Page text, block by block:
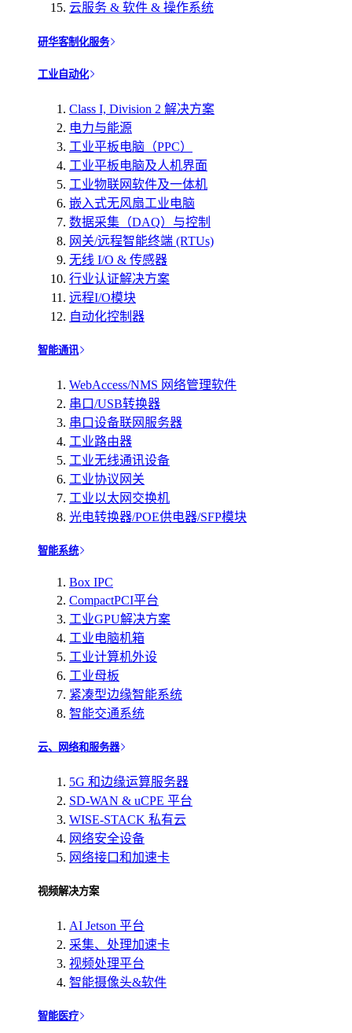
云服务 & 软件 & 操作系统
研华客制化服务
工业自动化
Class I, Division 2 解决方案
电力与能源
工业平板电脑（PPC）
工业平板电脑及人机界面
工业物联网软件及一体机
嵌入式无风扇工业电脑
数据采集（DAQ）与控制
网关/远程智能终端 (RTUs)
无线 I/O & 传感器
行业认证解决方案
远程I/O模块
自动化控制器
智能通讯
WebAccess/NMS 网络管理软件
串口/USB转换器
串口设备联网服务器
工业路由器
工业无线通讯设备
工业协议网关
工业以太网交换机
光电转换器/POE供电器/SFP模块
智能系统
Box IPC
CompactPCI平台
工业GPU解决方案
工业电脑机箱
工业计算机外设
工业母板
紧凑型边缘智能系统
智能交通系统
云、网络和服务器
5G 和边缘运算服务器
SD-WAN & uCPE 平台
WISE-STACK 私有云
网络安全设备
网络接口和加速卡
视频解决方案
AI Jetson 平台
采集、处理加速卡
视频处理平台
智能摄像头&软件
智能医疗